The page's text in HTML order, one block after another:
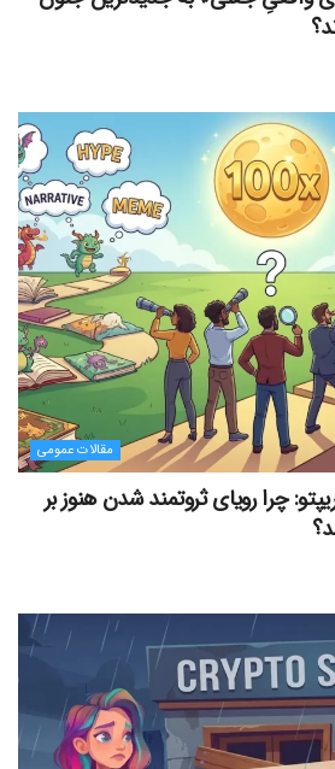
مقالات عمومی
در کریپتو: چرا رویای ثروتمند شدن هنوز بر